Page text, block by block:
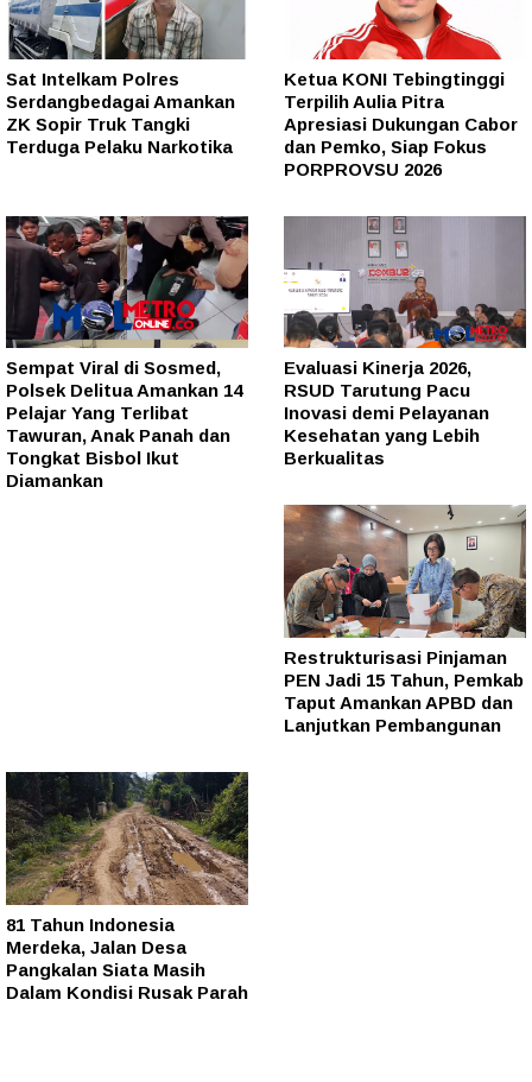
Sat Intelkam Polres
Serdangbedagai Amankan
ZK Sopir Truk Tangki
Terduga Pelaku Narkotika
Ketua KONI Tebingtinggi
Terpilih Aulia Pitra
Apresiasi Dukungan Cabor
dan Pemko, Siap Fokus
PORPROVSU 2026
Sempat Viral di Sosmed,
Polsek Delitua Amankan 14
Pelajar Yang Terlibat
Tawuran, Anak Panah dan
Tongkat Bisbol Ikut
Diamankan
Evaluasi Kinerja 2026,
RSUD Tarutung Pacu
Inovasi demi Pelayanan
Kesehatan yang Lebih
Berkualitas
Restrukturisasi Pinjaman
PEN Jadi 15 Tahun, Pemkab
Taput Amankan APBD dan
Lanjutkan Pembangunan
81 Tahun Indonesia
Merdeka, Jalan Desa
Pangkalan Siata Masih
Dalam Kondisi Rusak Parah